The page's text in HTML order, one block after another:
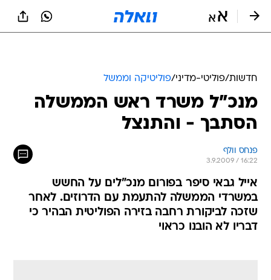
חדשות/פוליטי-מדיני/פוליטיקה וממשל
מנכ"ל משרד ראש הממשלה
הסתבך - והתנצל
פנחס וולף
3.9.2009 / 16:22
אייל גבאי סיפר בפורום מנכ"לים על החשש
במשרדי הממשלה להתעמת עם הדרוזים. לאחר
שזכה לביקורת רחבה בזירה הפוליטית הבהיר כי
דבריו לא הובנו כראוי